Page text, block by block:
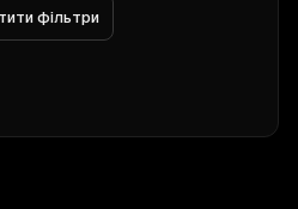
фільтри